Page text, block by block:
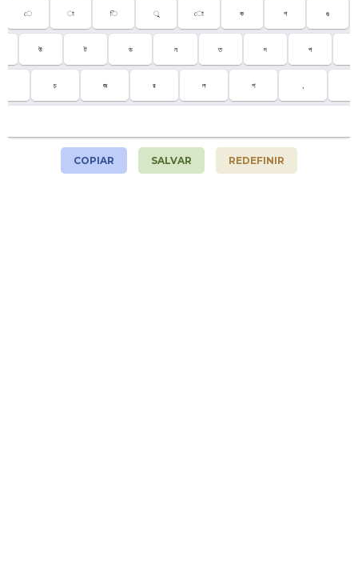
ে া ি ু ো ক গ ঙ
উ ট ড ন ত দ প
চ জ র ল শ
COPIAR SALVAR REDEFINIR